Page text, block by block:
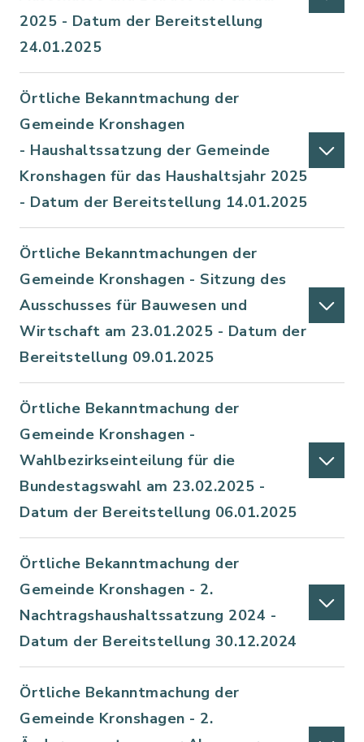
2025 - Datum der Bereitstellung
24.01.2025
Örtliche Bekanntmachung der
Gemeinde Kronshagen
- Haushaltssatzung der Gemeinde
Kronshagen für das Haushaltsjahr 2025
- Datum der Bereitstellung 14.01.2025
Örtliche Bekanntmachungen der
Gemeinde Kronshagen - Sitzung des
Ausschusses für Bauwesen und
Wirtschaft am 23.01.2025 - Datum der
Bereitstellung 09.01.2025
Örtliche Bekanntmachung der
Gemeinde Kronshagen -
Wahlbezirkseinteilung für die
Bundestagswahl am 23.02.2025 -
Datum der Bereitstellung 06.01.2025
Örtliche Bekanntmachung der
Gemeinde Kronshagen - 2.
Nachtragshaushaltssatzung 2024 -
Datum der Bereitstellung 30.12.2024
Örtliche Bekanntmachung der
Gemeinde Kronshagen - 2.